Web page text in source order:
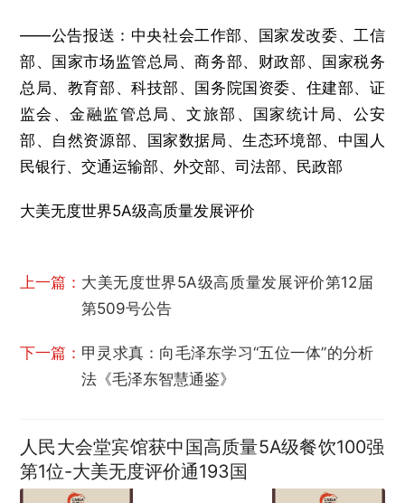
——公告报送：中央社会工作部、国家发改委、工信
部、国家市场监管总局、商务部、财政部、国家税务
总局、教育部、科技部、国务院国资委、住建部、证
监会、金融监管总局、文旅部、国家统计局、公安
部、自然资源部、国家数据局、生态环境部、中国人
民银行、交通运输部、外交部、司法部、民政部
大美无度世界5A级高质量发展评价
上一篇： 大美无度世界5A级高质量发展评价第12届
第509号公告
下一篇： 甲灵求真：向毛泽东学习“五位一体”的分析
法《毛泽东智慧通鉴》
人民大会堂宾馆获中国高质量5A级餐饮100强
第1位-大美无度评价通193国